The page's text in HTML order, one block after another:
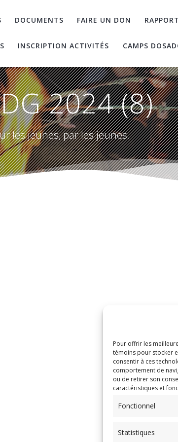
Pour offrir les
témoins pour stocker
consentir à ces
comportement de
ou de retirer son
caractéristiques et
Fonctionnel
Statistiques
DOCUMENTS FAIRE UN DON
INSCRIPTION ACTIVITÉS CAMPS
2024 (8)
les jeunes, par les jeunes.